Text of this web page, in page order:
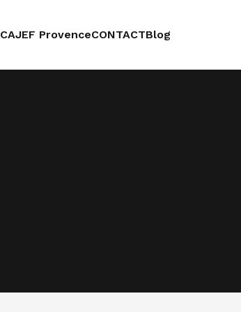
CAJEF ProvenceCONTACTBlog